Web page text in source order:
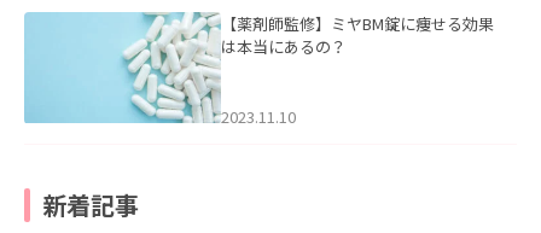
【薬剤師監修】ミヤBM錠に痩せる効果
は本当にあるの？
2023.11.10
新着記事